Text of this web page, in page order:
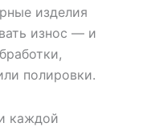
изделия
износ — и
полировки.
каждой